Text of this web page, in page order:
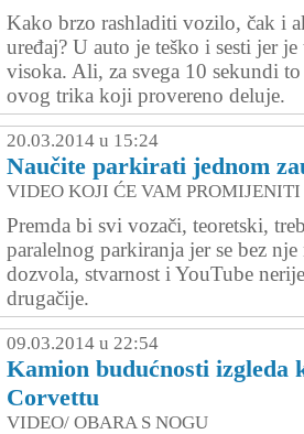
Kako brzo rashladiti vozilo, čak i
uređaj? U auto je teško i sesti jer
visoka. Ali, za svega 10 sekundi
ovog trika koji provereno deluje.
20.03.2014 u 15:24
Naučite parkirati jednom
VIDEO KOJI ĆE VAM
Premda bi svi vozači, teoretski,
paralelnog parkiranja jer se bez
dozvola, stvarnost i YouTube
drugačije.
09.03.2014 u 22:54
Kamion budućnosti izgleda
Corvettu
VIDEO/ OBARA S NOGU